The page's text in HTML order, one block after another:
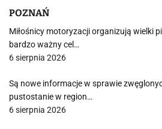
POZNAŃ
Miłośnicy motoryzacji organizują wielki
bardzo ważny cel…
6 sierpnia 2026
Są nowe informacje w sprawie
pustostanie w region…
6 sierpnia 2026